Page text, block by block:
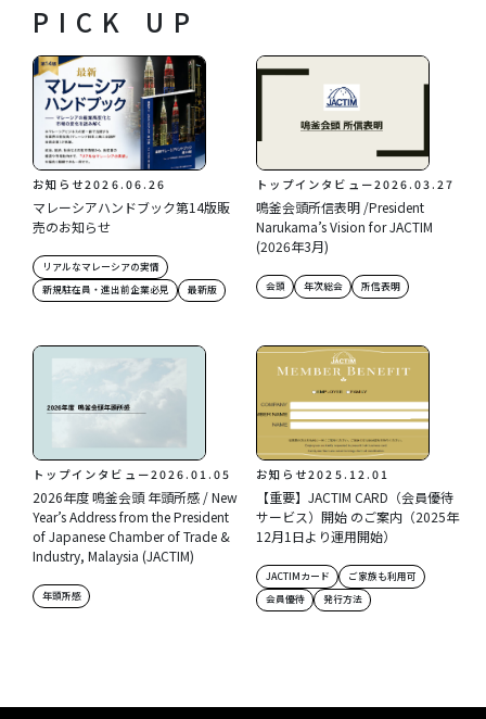
PICK UP
お知らせ2026.06.26
マレーシアハンドブック第14版販
売のお知らせ
リアルなマレーシアの実情
新規駐在員・進出前企業必見
最新版
トップインタビュー2026.03.27
鳴釜会頭所信表明 /President
Narukama’s Vision for JACTIM
(2026年3月)
会頭 年次総会 所信表明
トップインタビュー2026.01.05
2026年度 鳴釜会頭 年頭所感 / New
Year’s Address from the President
of Japanese Chamber of Trade &
Industry, Malaysia (JACTIM)
年頭所感
お知らせ2025.12.01
【重要】JACTIM CARD（会員優待
サービス）開始 のご案内（2025年
12月1日より運用開始）
JACTIMカード
ご家族も利用可
会員優待
発行方法